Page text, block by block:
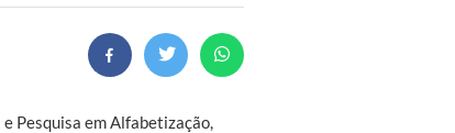
Pesquisa em Alfabetização,